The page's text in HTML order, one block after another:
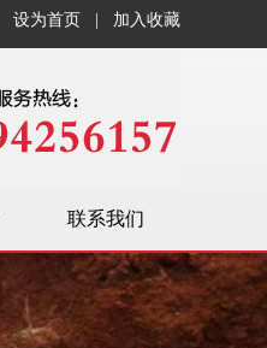
设为首页 加入收藏
联系我们